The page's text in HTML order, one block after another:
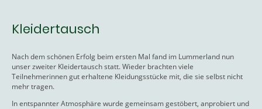
Kleidertausch
Nach dem schönen Erfolg beim ersten Mal fand im Lummerland nun
unser zweiter Kleidertausch statt. Wieder brachten viele
Teilnehmerinnen gut erhaltene Kleidungsstücke mit, die sie selbst nicht
mehr tragen.
In entspannter Atmosphäre wurde gemeinsam gestöbert, anprobiert und